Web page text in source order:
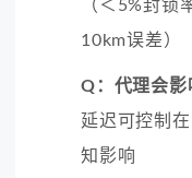
（＜5%封锁
10km误差）
Q：代理会影
延迟可控制
知影响